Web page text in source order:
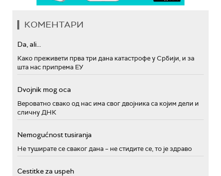
КОМЕНТАРИ
Da, ali...
Како преживети прва три дана катастрофе у Србији, и за
шта нас припрема ЕУ
Dvojnik mog oca
Вероватно свако од нас има свог двојника са којим дели и
сличну ДНК
Nemogućnost tusiranja
Не туширате се сваког дана – не стидите се, то је здраво
Cestitke za uspeh